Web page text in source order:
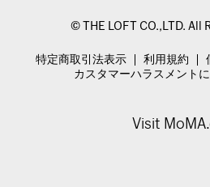
© THE LOFT CO.,LTD. All
特定商取引法表示 利用規約
カスタマーハラスメント
Visit